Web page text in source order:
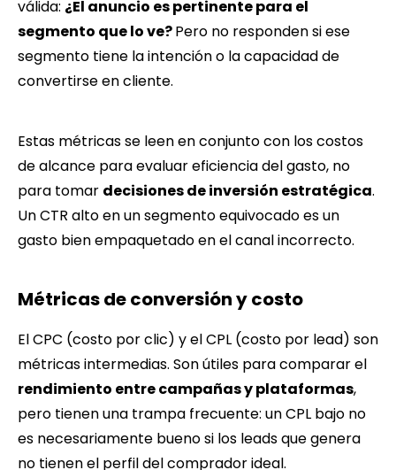
válida: ¿El anuncio es pertinente para el
segmento que lo ve?Pero no responden si ese
segmento tiene la intención o la capacidad de
convertirse en cliente.
Estas métricas se leen en conjunto con los costos
de alcance para evaluar eficiencia del gasto, no
para tomar decisiones de inversión estratégica.
Un CTR alto en un segmento equivocado es un
gasto bien empaquetado en el canal incorrecto.
Métricas de conversión y costo
El CPC (costo por clic) y el CPL (costo por lead) son
métricas intermedias. Son útiles para comparar el
rendimiento entre campañas y plataformas,
pero tienen una trampa frecuente: un CPL bajo no
es necesariamente bueno si los leads que genera
no tienen el perfil del comprador ideal.